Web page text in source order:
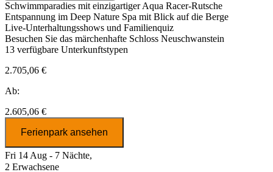
Schwimmparadies mit einzigartiger Aqua Racer-Rutsche
Entspannung im Deep Nature Spa mit Blick auf die Berge
Live-Unterhaltungsshows und Familienquiz
Besuchen Sie das märchenhafte Schloss Neuschwanstein
13 verfügbare Unterkunftstypen
2.705,06 €
Ab:
2.605,06 €
Ferienpark ansehen
Fri 14 Aug - 7 Nächte,
2 Erwachsene